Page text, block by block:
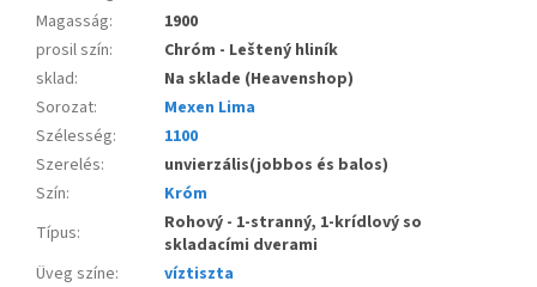
Magasság:
1900
prosil szín:
Chróm - Leštený hliník
sklad:
Na sklade (Heavenshop)
Sorozat:
Mexen Lima
Szélesség:
1100
Szerelés:
unvierzális(jobbos és balos)
Szín:
Króm
Típus:
Rohový - 1-stranný, 1-krídlový so
skladacími dverami
Üveg színe:
víztiszta